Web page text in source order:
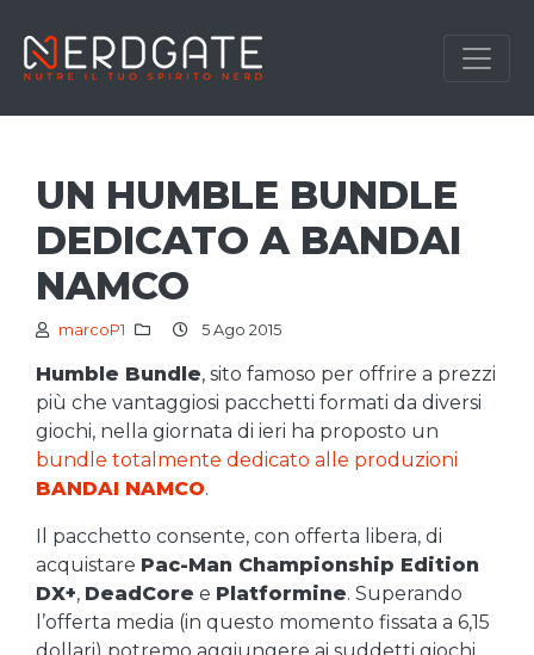
UN HUMBLE BUNDLE
DEDICATO A BANDAI
NAMCO
marcoP1 5 Ago 2015
Humble Bundle, sito famoso per offrire a prezzi
più che vantaggiosi pacchetti formati da diversi
giochi, nella giornata di ieri ha proposto un
bundle totalmente dedicato alle produzioni
BANDAI NAMCO.
Il pacchetto consente, con offerta libera, di
acquistare Pac-Man Championship Edition
DX+, DeadCore e Platformine. Superando
l’offerta media (in questo momento fissata a 6,15